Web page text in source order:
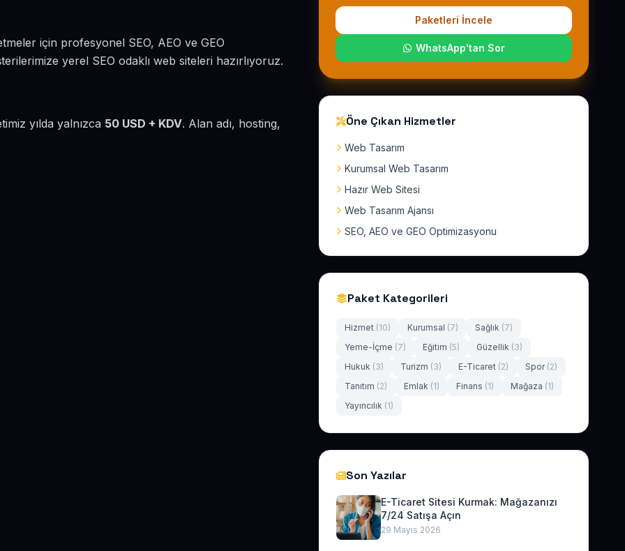
için profesyonel SEO, AEO ve GEO
yerel SEO odaklı web siteleri hazırlıyoruz.
yılda yalnızca 50 USD + KDV. Alan adı, hosting,
Paketleri İncele
WhatsApp'tan Sor
Öne Çıkan Hizmetler
Web Tasarım
Kurumsal Web Tasarım
Hazır Web Sitesi
Web Tasarım Ajansı
SEO, AEO ve GEO Optimizasyonu
Paket Kategorileri
Hizmet (10) Kurumsal (7) Sağlık (7)
Yeme-İçme (7) Eğitim (5) Güzellik (3)
Hukuk (3) Turizm (3) E-Ticaret (2) Spor (2)
Tanıtım (2) Emlak (1) Finans (1) Mağaza (1)
Yayıncılık (1)
Son Yazılar
E-Ticaret Sitesi Kurmak: Mağazanızı
7/24 Satışa Açın
29 Mayıs 2026